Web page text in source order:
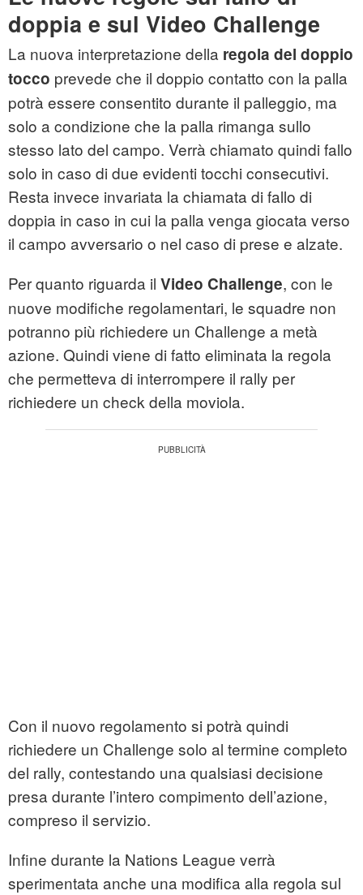
doppia e sul Video Challenge
La nuova interpretazione della regola del doppio
tocco prevede che il doppio contatto con la palla
potrà essere consentito durante il palleggio, ma
solo a condizione che la palla rimanga sullo
stesso lato del campo. Verrà chiamato quindi fallo
solo in caso di due evidenti tocchi consecutivi.
Resta invece invariata la chiamata di fallo di
doppia in caso in cui la palla venga giocata verso
il campo avversario o nel caso di prese e alzate.
Per quanto riguarda il Video Challenge, con le
nuove modifiche regolamentari, le squadre non
potranno più richiedere un Challenge a metà
azione. Quindi viene di fatto eliminata la regola
che permetteva di interrompere il rally per
richiedere un check della moviola.
Con il nuovo regolamento si potrà quindi
richiedere un Challenge solo al termine completo
del rally, contestando una qualsiasi decisione
presa durante l’intero compimento dell’azione,
compreso il servizio.
Infine durante la Nations League verrà
sperimentata anche una modifica alla regola sul